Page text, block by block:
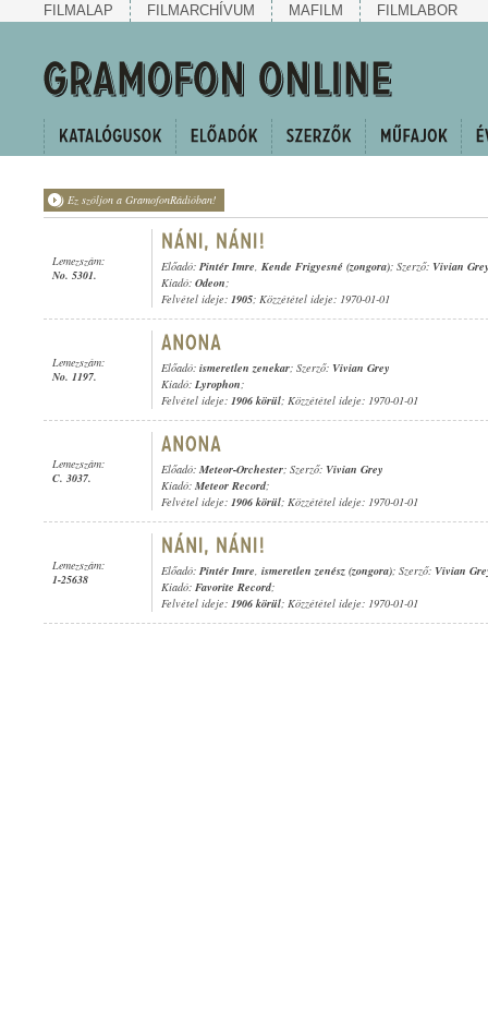
FILMALAP FILMARCHÍVUM MAFILM FILMLABOR
Ez szóljon a GramofonRádióban!
Lemezszám:
No. 5301.
Előadó: Pintér Imre, Kende Frigyesné (zongora); Szerző: Vivian
Kiadó: Odeon;
Felvétel ideje: 1905; Közzététel ideje: 1970-01-01
Lemezszám:
No. 1197.
Előadó: ismeretlen zenekar; Szerző: Vivian Grey
Kiadó: Lyrophon;
Felvétel ideje: 1906 körül; Közzététel ideje: 1970-01-01
Lemezszám:
C. 3037.
Előadó: Meteor-Orchester; Szerző: Vivian Grey
Kiadó: Meteor Record;
Felvétel ideje: 1906 körül; Közzététel ideje: 1970-01-01
Lemezszám:
1-25638
Előadó: Pintér Imre, ismeretlen zenész (zongora); Szerző: Vivian
Kiadó: Favorite Record;
Felvétel ideje: 1906 körül; Közzététel ideje: 1970-01-01